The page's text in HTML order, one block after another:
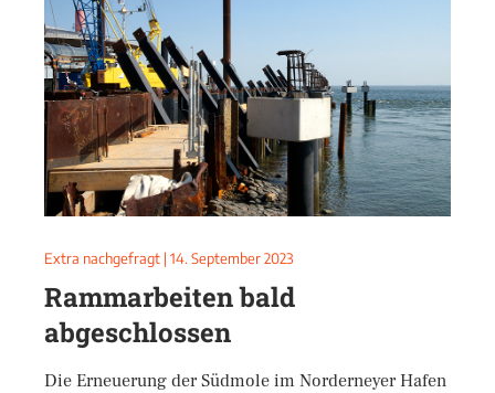
Extra nachgefragt | 14. September 2023
Rammarbeiten bald
abgeschlossen
Die Erneuerung der Südmole im Norderneyer Hafen